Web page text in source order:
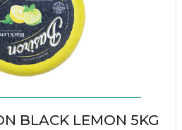
BLACK LEMON 5KG